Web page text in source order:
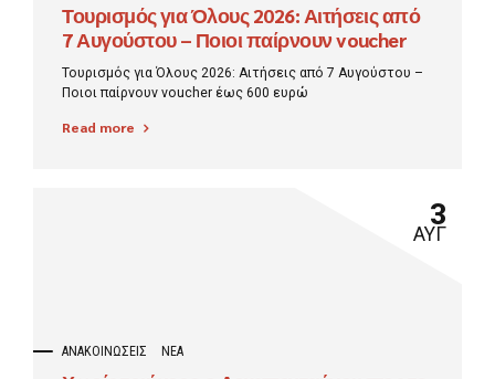
Τουρισμός για Όλους 2026: Αιτήσεις από
7 Αυγούστου – Ποιοι παίρνουν voucher
έως 600 ευρώ
Τουρισμός για Όλους 2026: Αιτήσεις από 7 Αυγούστου –
Ποιοι παίρνουν voucher έως 600 ευρώ
Read more
ΑΝΑΚΟΙΝΏΣΕΙΣ ΝΈΑ
3
ΑΥΓ